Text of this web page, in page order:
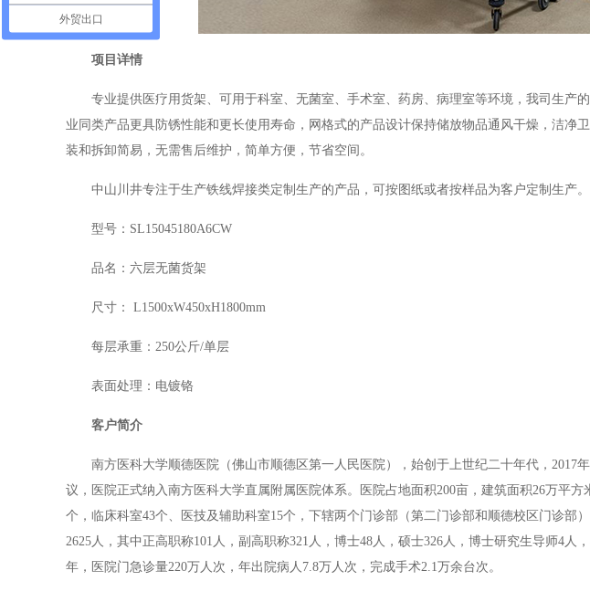
项目详情
专业提供医疗用货架、可用于科室、无菌室、手术室、药房、病理室等环境，我司生产
业同类产品更具防锈性能和更长使用寿命，网格式的产品设计保持储放物品通风干燥，洁净
装和拆卸简易，无需售后维护，简单方便，节省空间。
中山川井专注于生产铁线焊接类定制生产的产品，可按图纸或者按样品为客户定制生产。
型号：SL15045180A6CW
品名：六层无菌货架
尺寸： L1500xW450xH1800mm
每层承重：250公斤/单层
表面处理：电镀铬
客户简介
南方医科大学顺德医院（佛山市顺德区第一人民医院），始创于上世纪二十年代，2017
议，医院正式纳入南方医科大学直属附属医院体系。医院占地面积200亩，建筑面积26万平
个，临床科室43个、医技及辅助科室15个，下辖两个门诊部（第二门诊部和顺德校区门诊部
2625人，其中正高职称101人，副高职称321人，博士48人，硕士326人，博士研究生导师4人
年，医院门急诊量220万人次，年出院病人7.8万人次，完成手术2.1万余台次。
外贸出口